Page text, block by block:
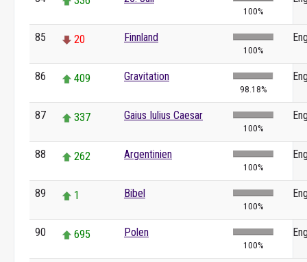
100%
85 20 Finnland
100%
86 409 Gravitation
98.18%
87 337 Gaius Iulius Caesar
100%
88 262 Argentinien
100%
89 1 Bibel
100%
90 695 Polen
100%